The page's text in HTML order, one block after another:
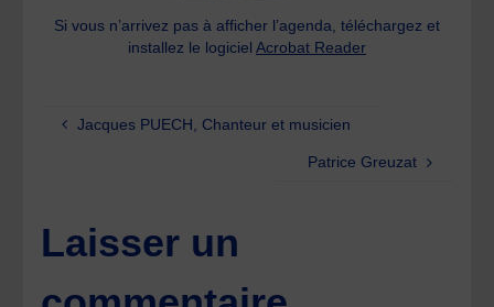
Si vous n’arrivez pas à afficher l’agenda, téléchargez et
installez le logiciel Acrobat Reader
Jacques PUECH, Chanteur et musicien
Patrice Greuzat
Laisser un